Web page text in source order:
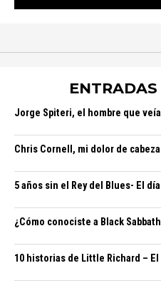
ENTRADAS
Jorge Spiteri, el hombre que
Chris Cornell, mi dolor de cabeza
5 años sin el Rey del Blues- El
¿Cómo conociste a Black
10 historias de Little Richard – El